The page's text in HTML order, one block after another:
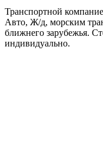
Транспортной
Авто, Ж/д, морским
ближнего зарубежья.
индивидуально.